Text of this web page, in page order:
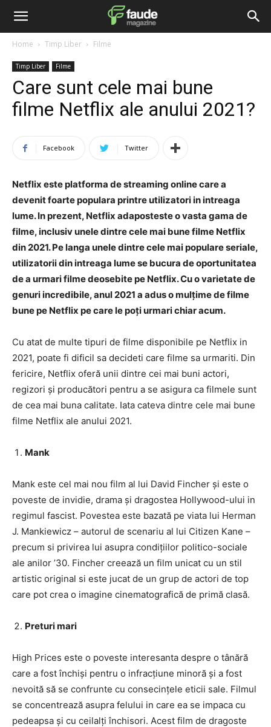
Home Timp Liber Filme
Timp Liber Filme
Care sunt cele mai bune
filme Netflix ale anului 2021?
Facebook Twitter
Netflix este platforma de streaming online care a
devenit foarte populara printre utilizatori in intreaga
lume. In prezent, Netflix adaposteste o vasta gama de
filme, inclusiv unele dintre cele mai bune filme Netflix
din 2021. Pe langa unele dintre cele mai populare seriale,
utilizatorii din intreaga lume se bucura de oportunitatea
de a urmari filme deosebite pe Netflix. Cu o varietate de
genuri incredibile, anul 2021 a adus o mulțime de filme
bune pe Netflix pe care le poți urmari chiar acum.
Cu atat de multe tipuri de filme disponibile pe Netflix in
2021, poate fi dificil sa decideti care filme sa urmariti. Din
fericire, Netflix oferă unii dintre cei mai buni actori,
regizori și producători pentru a se asigura ca filmele sunt
de cea mai buna calitate. Iata cateva dintre cele mai bune
filme Netflix ale anului 2021.
Mank
Mank este cel mai nou film al lui David Fincher și este o
poveste de invidie, drama și dragostea Hollywood-ului in
regimul fascist. Povestea este bazată pe viata lui Herman
J. Mankiewicz – autorul de scenariu al lui Citizen Kane –
precum si privirea lui asupra condițiilor politico-sociale
ale anilor ’30. Fincher creează un film unicat cu un stil
artistic original si este jucat de un grup de actori de top
care pot crea o imagine cinematografică de primă clasă.
Preturi mari
High Prices este o poveste interesanta despre o tânără
care a fost închiși pentru o infracțiune minoră și a fost
nevoită să se confrunte cu consecințele eticii sale. Filmul
se concentrează asupra felului in care ea se impaca cu
pedeapsa și cu ceilalți închisori. Acest film de dragoste